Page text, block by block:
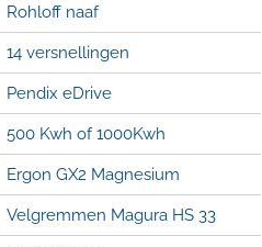
Rohloff naaf
14 versnellingen
Pendix eDrive
500 Kwh of 1000Kwh
Ergon GX2 Magnesium
Velgremmen Magura HS 33